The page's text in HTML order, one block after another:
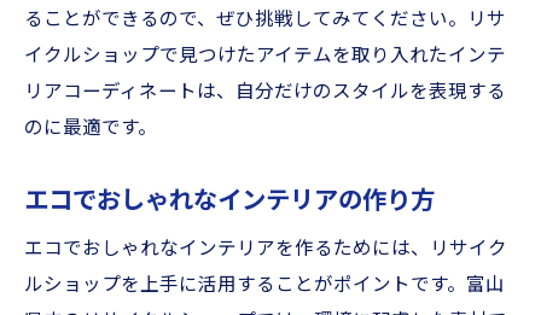
ることができるので、ぜひ挑戦してみてください。リサ
イクルショップで見つけたアイテムを取り入れたインテ
リアコーディネートは、自分だけのスタイルを表現する
のに最適です。
エコでおしゃれなインテリアの作り方
エコでおしゃれなインテリアを作るためには、リサイク
ルショップを上手に活用することがポイントです。富山